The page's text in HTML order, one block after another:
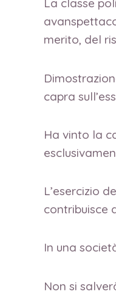
La classe
merito, del
capra
Ha vinto la
L’esercizio
contribuisce
In una
Non si